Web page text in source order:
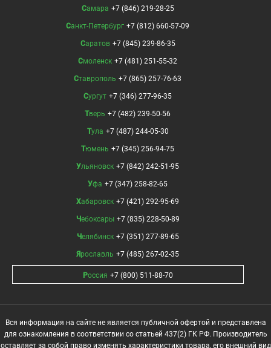
Самара +7 (846) 219-28-25
Санкт-Петербург +7 (812) 660-57-09
Саратов +7 (845) 239-86-35
Смоленск +7 (481) 251-55-32
Ставрополь +7 (865) 257-76-63
Сургут +7 (346) 277-96-35
Тверь +7 (482) 239-50-56
Тула +7 (487) 244-05-30
Тюмень +7 (345) 256-94-75
Ульяновск +7 (842) 242-51-95
Уфа +7 (347) 258-82-65
Хабаровск +7 (421) 292-95-69
Чебоксары +7 (835) 228-50-89
Челябинск +7 (351) 277-89-65
Ярославль +7 (485) 267-02-35
Россия +7 (800) 511-88-70
Вся информация на сайте не является публичной офертой и представлена
для ознакомления в соответствии со статьей 437(2) ГК РФ. Производитель
оставляет за собой право изменять характеристики товара, его внешний вид